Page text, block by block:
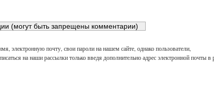
электронную почту, свои пароли на нашем сайте, однако пользователи,
на наши рассылки только введя дополнительно адрес электронной почты в